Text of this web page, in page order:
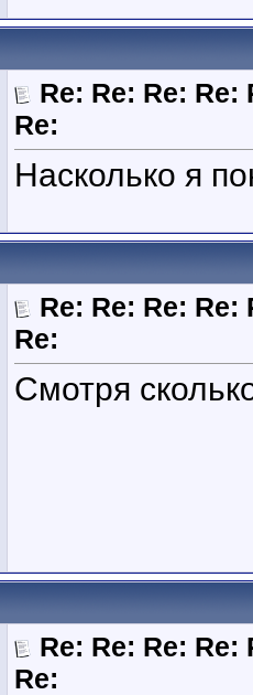
Re: Re: Re: Re:
Re:
Насколько я
Re: Re: Re: Re:
Re:
Смотря
Re: Re: Re: Re:
Re: